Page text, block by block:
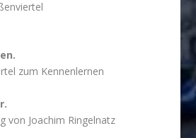
zum Kennenlernen
von Joachim Ringelnatz